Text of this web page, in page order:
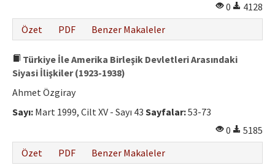
0
4128
Özet
PDF Benzer Makaleler
Türkiye İle Amerika Birleşik Devletleri Arasındaki
Siyasi İlişkiler (1923-1938)
Ahmet Özgiray
Sayı: Mart 1999, Cilt XV - Sayı 43 Sayfalar:53-73
0
5185
Özet
PDF Benzer Makaleler